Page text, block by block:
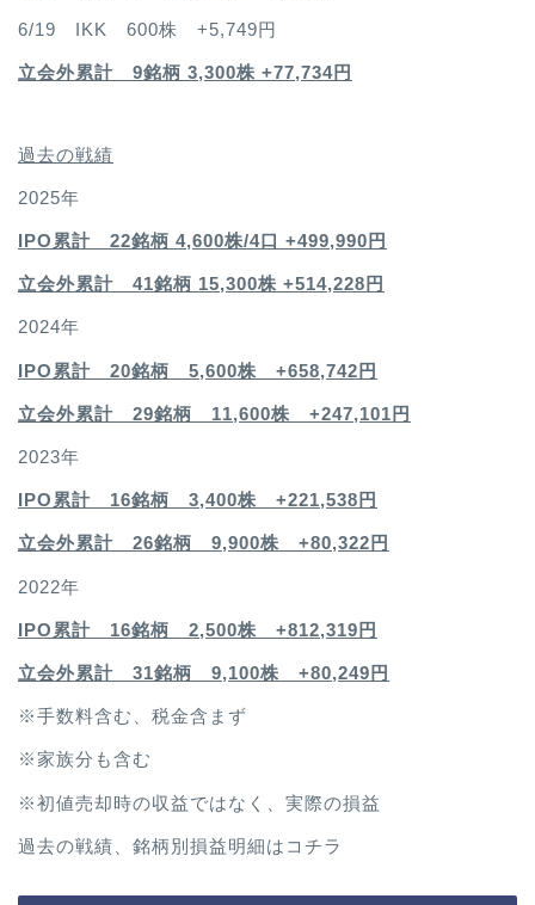
6/19 IKK 600株 +5,749円
立会外累計 9銘柄 3,300株 +77,734円
過去の戦績
2025年
IPO累計 22銘柄 4,600株/4口 +499,990円
立会外累計 41銘柄 15,300株 +514,228円
2024年
IPO累計 20銘柄 5,600株 +658,742円
立会外累計 29銘柄 11,600株 +247,101円
2023年
IPO累計 16銘柄 3,400株 +221,538円
立会外累計 26銘柄 9,900株 +80,322円
2022年
IPO累計 16銘柄 2,500株 +812,319円
立会外累計 31銘柄 9,100株 +80,249円
※手数料含む、税金含まず
※家族分も含む
※初値売却時の収益ではなく、実際の損益
過去の戦績、銘柄別損益明細は コチラ